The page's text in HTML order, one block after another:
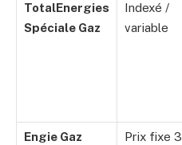
TotalEnergies
Spéciale Gaz
Indexé /
variable
Engie Gaz
Prix fixe 3